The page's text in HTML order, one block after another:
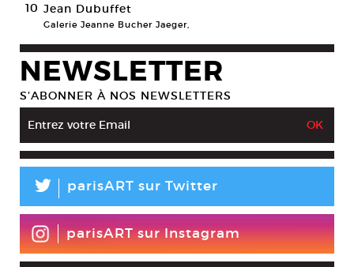
10 Jean Dubuffet
Galerie Jeanne Bucher Jaeger,
NEWSLETTER
S’ABONNER À NOS NEWSLETTERS
L parisART sur Twitter
parisART sur Instagram